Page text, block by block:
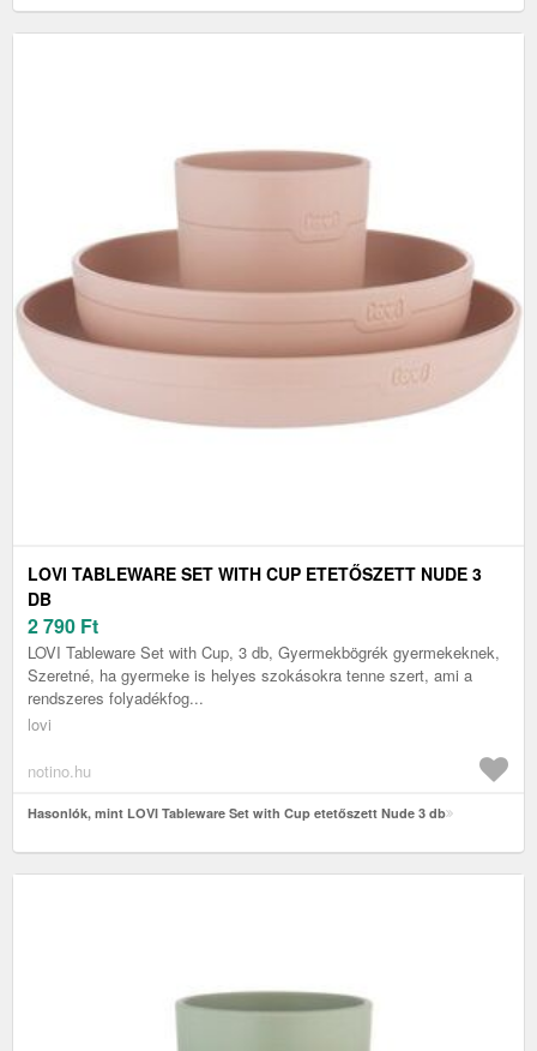
LOVI TABLEWARE SET WITH CUP ETETŐSZETT NUDE 3
DB
2 790 Ft
LOVI Tableware Set with Cup, 3 db, Gyermekbögrék gyermekeknek,
Szeretné, ha gyermeke is helyes szokásokra tenne szert, ami a
rendszeres folyadékfog...
lovi
notino.hu
Hasonlók, mint LOVI Tableware Set with Cup etetőszett Nude 3 db